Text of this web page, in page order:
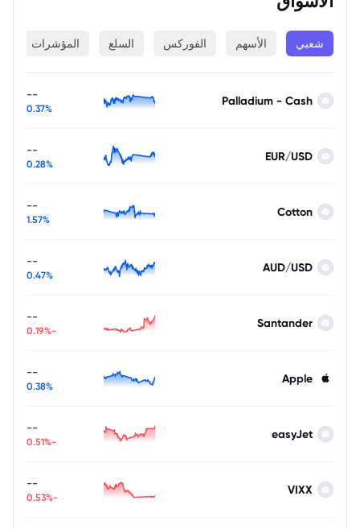
شعبي الأسهم الفوركس السلع المؤشرات
Palladium - Cash
--
0.37%
EUR/USD
--
0.28%
Cotton
--
1.57%
AUD/USD
--
0.47%
Santander
--
-0.19%
Apple
--
0.38%
easyJet
--
-0.51%
VIXX
--
-0.53%